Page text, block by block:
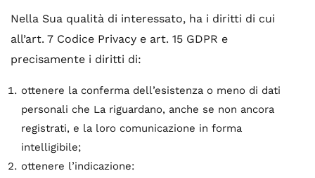
Nella Sua qualità di interessato, ha i diritti di cui
all’art. 7 Codice Privacy e art. 15 GDPR e
precisamente i diritti di:
ottenere la conferma dell’esistenza o meno di dati
personali che La riguardano, anche se non ancora
registrati, e la loro comunicazione in forma
intelligibile;
ottenere l’indicazione: